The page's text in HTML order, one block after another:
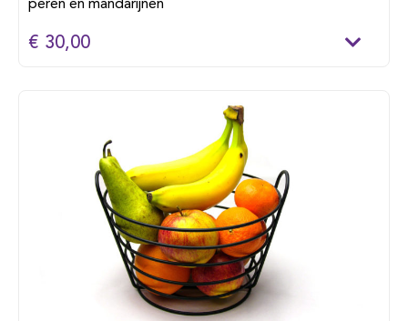
peren en mandarijnen
€ 30,00